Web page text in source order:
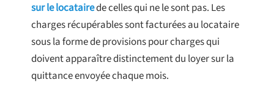
sur le locatairede celles qui ne le sont pas. Les
charges récupérables sont facturées au locataire
sous la forme de provisions pour charges qui
doivent apparaître distinctement du loyer sur la
quittance envoyée chaque mois.